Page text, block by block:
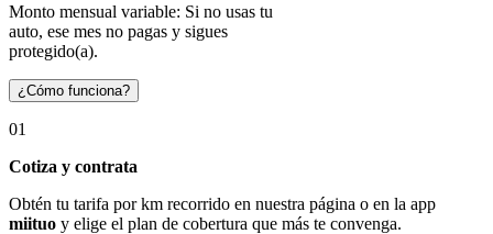
Monto mensual variable: Si no usas tu
auto, ese mes no pagas y sigues
protegido(a).
¿Cómo funciona?
01
Cotiza y contrata
Obtén tu tarifa por km recorrido en nuestra página o en la app
miituo y elige el plan de cobertura que más te convenga.